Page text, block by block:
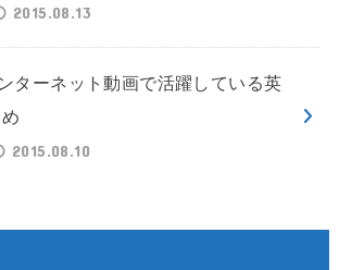
2015.08.13
ターネット動画で活躍している英
2015.08.10